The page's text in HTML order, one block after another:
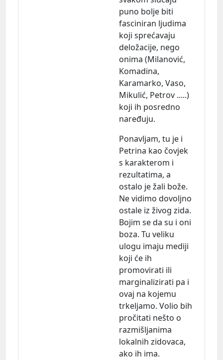
puno bolje biti
fasciniran ljudima
koji sprećavaju
deložacije, nego
onima (Milanović,
Komadina,
Karamarko, Vaso,
Mikulić, Petrov .....)
koji ih posredno
naređuju.
Ponavljam, tu je i
Petrina kao čovjek
s karakterom i
rezultatima, a
ostalo je žali bože.
Ne vidimo dovoljno
ostale iz živog zida.
Bojim se da su i oni
boza. Tu veliku
ulogu imaju mediji
koji će ih
promovirati ili
marginalizirati pa i
ovaj na kojemu
trkeljamo. Volio bih
pročitati nešto o
razmišljanima
lokalnih zidovaca,
ako ih ima.